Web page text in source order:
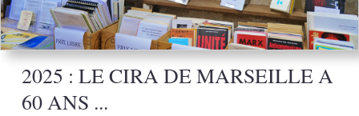
2025 : LE CIRA DE MARSEILLE A
60 ANS ...